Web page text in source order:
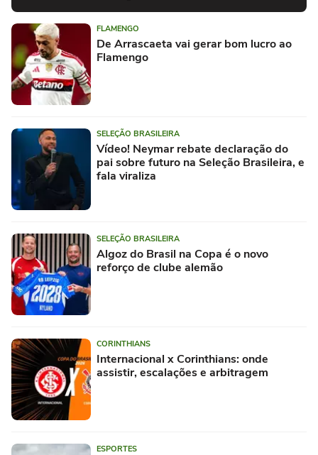
FLAMENGO
De Arrascaeta vai gerar bom lucro ao
Flamengo
SELEÇÃO BRASILEIRA
Vídeo! Neymar rebate declaração do
pai sobre futuro na Seleção Brasileira, e
fala viraliza
SELEÇÃO BRASILEIRA
Algoz do Brasil na Copa é o novo
reforço de clube alemão
CORINTHIANS
Internacional x Corinthians: onde
assistir, escalações e arbitragem
ESPORTES